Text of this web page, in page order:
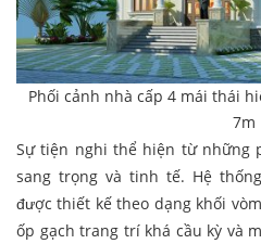
Phối cảnh nhà cấp 4 mái thái
7m
Sự tiện nghi thể hiện từ những
sang trọng và tinh tế. Hệ
được thiết kế theo dạng khối
ốp gạch trang trí khá cầu kỳ và